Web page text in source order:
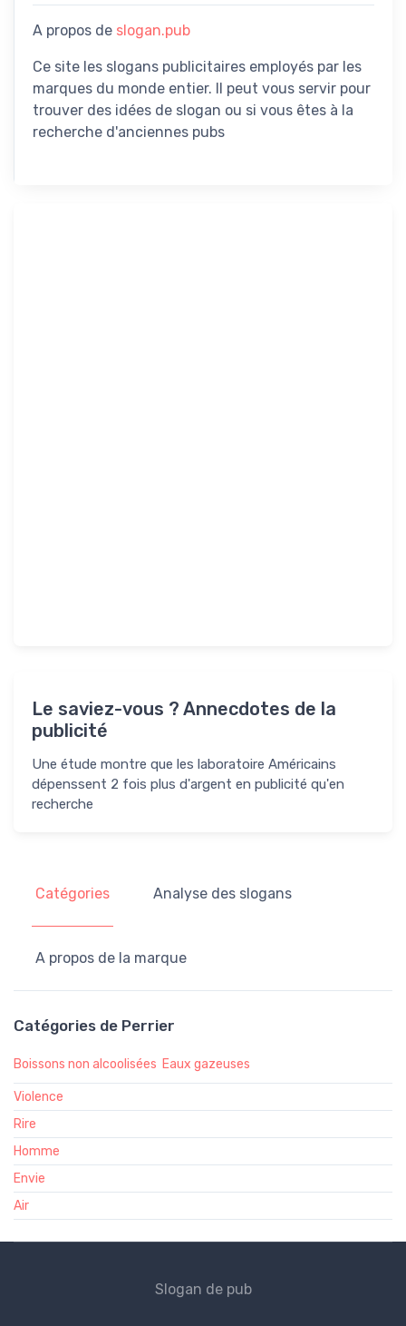
A propos de slogan.pub
Ce site les slogans publicitaires employés par les
marques du monde entier. Il peut vous servir pour
trouver des idées de slogan ou si vous êtes à la
recherche d'anciennes pubs
Le saviez-vous ? Annecdotes de la
publicité
Une étude montre que les laboratoire Américains
dépenssent 2 fois plus d'argent en publicité qu'en
recherche
Catégories Analyse des slogans
A propos de la marque
Catégories de Perrier
Boissons non alcoolisées Eaux gazeuses
Violence
Rire
Homme
Envie
Air
Slogan de pub